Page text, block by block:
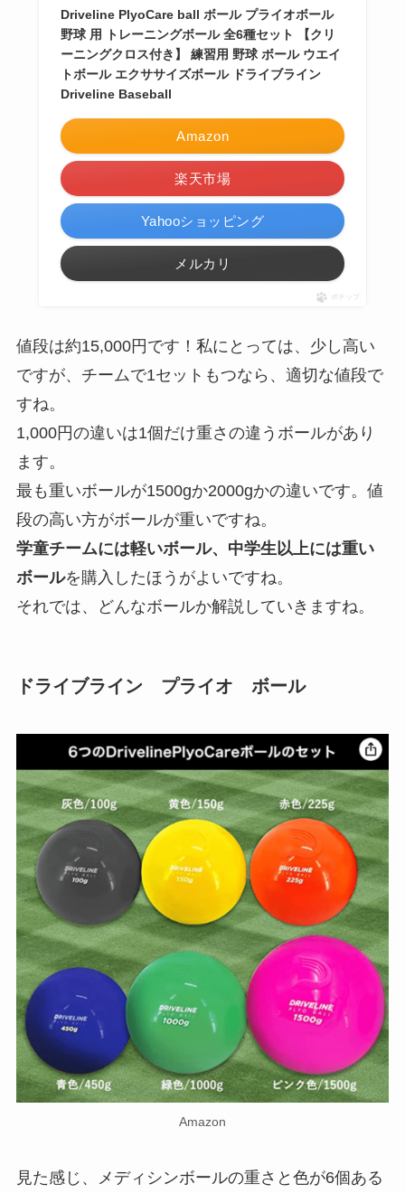
Driveline PlyoCare ball ボール プライオボール
野球 用 トレーニングボール 全6種セット 【クリ
ーニングクロス付き】 練習用 野球 ボール ウエイ
トボール エクササイズボール ドライブライン
Driveline Baseball
Amazon
楽天市場
Yahooショッピング
メルカリ
ポチップ
値段は約15,000円です！私にとっては、少し高い
ですが、チームで1セットもつなら、適切な値段で
すね。
1,000円の違いは1個だけ重さの違うボールがあり
ます。
最も重いボールが1500gか2000gかの違いです。値
段の高い方がボールが重いですね。
学童チームには軽いボール、中学生以上には重い
ボールを購入したほうがよいですね。
それでは、どんなボールか解説していきますね。
ドライブライン プライオ ボール
Amazon
見た感じ、メディシンボールの重さと色が6個ある